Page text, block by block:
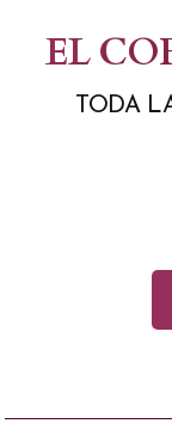
contenido
EL
TODA